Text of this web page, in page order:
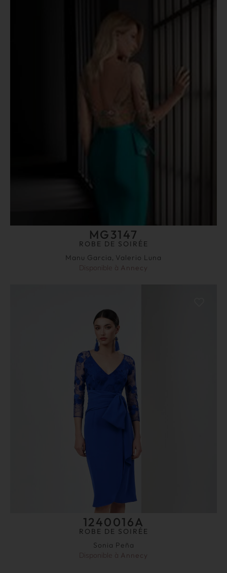
MG3147
ROBE DE SOIRÉE
Manu Garcia, Valerio Luna
Disponible à Annecy
1240016A
ROBE DE SOIRÉE
Sonia Peña
Disponible à Annecy